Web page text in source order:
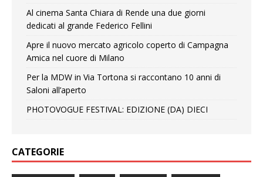
Al cinema Santa Chiara di Rende una due giorni
dedicati al grande Federico Fellini
Apre il nuovo mercato agricolo coperto di Campagna
Amica nel cuore di Milano
Per la MDW in Via Tortona si raccontano 10 anni di
Saloni all’aperto
PHOTOVOGUE FESTIVAL: EDIZIONE (DA) DIECI
CATEGORIE